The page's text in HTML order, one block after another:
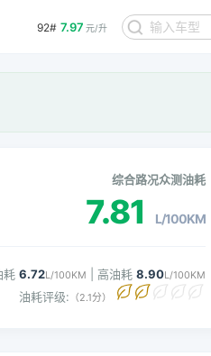
92# 7.97 元/升
综合路况众测油耗
7.81 L/100KM
耗 6.72L/100KM | 高油耗 8.90L/100KM
油耗评级: （2.1分）